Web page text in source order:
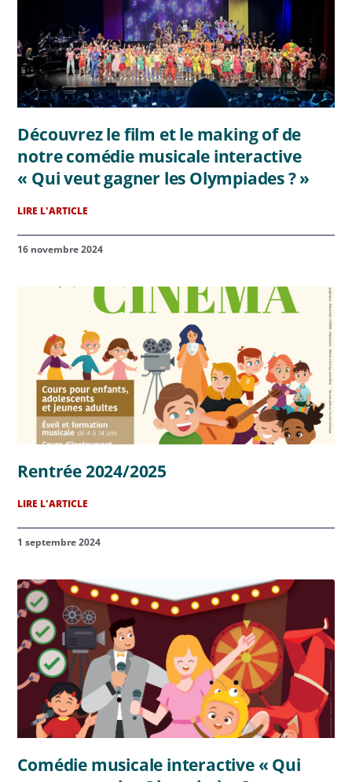
Découvrez le film et le making of de
notre comédie musicale interactive
« Qui veut gagner les Olympiades ? »
LIRE L'ARTICLE
16 novembre 2024
Rentrée 2024/2025
LIRE L'ARTICLE
1 septembre 2024
Comédie musicale interactive « Qui